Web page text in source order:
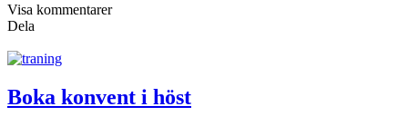
Visa kommentarer
Dela
Boka konvent i höst